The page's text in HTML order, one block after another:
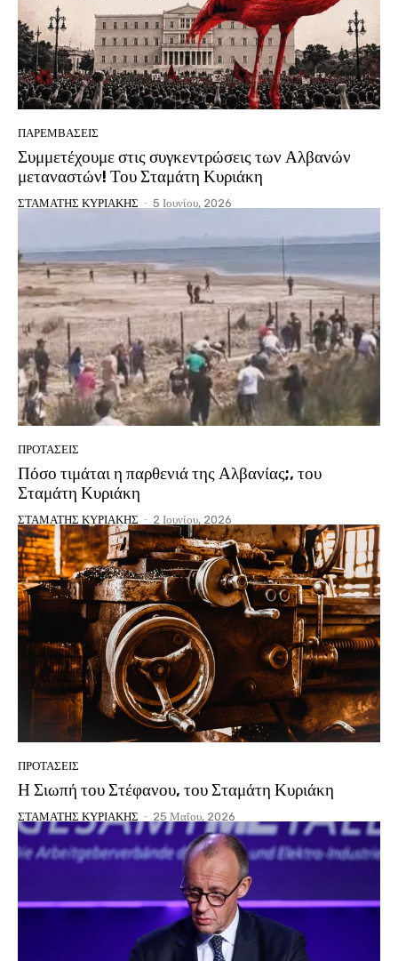
ΠΑΡΕΜΒΑΣΕΙΣ
Συμμετέχουμε στις συγκεντρώσεις των Αλβανών
μεταναστών! Του Σταμάτη Κυριάκη
ΣΤΑΜΑΤΗΣ ΚΥΡΙΑΚΗΣ - 5 Ιουνίου, 2026
ΠΡΟΤΑΣΕΙΣ
Πόσο τιμάται η παρθενιά της Αλβανίας;, του
Σταμάτη Κυριάκη
ΣΤΑΜΑΤΗΣ ΚΥΡΙΑΚΗΣ - 2 Ιουνίου, 2026
ΠΡΟΤΑΣΕΙΣ
Η Σιωπή του Στέφανου, του Σταμάτη Κυριάκη
ΣΤΑΜΑΤΗΣ ΚΥΡΙΑΚΗΣ - 25 Μαΐου, 2026